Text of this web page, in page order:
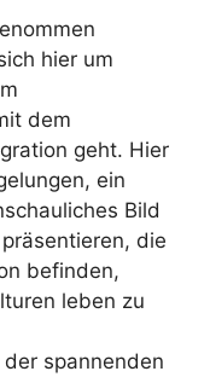
hier um
dem
geht. Hier
ein
Bild
die
befinden,
leben zu
spannenden